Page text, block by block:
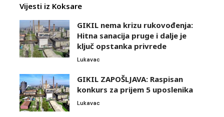
Vijesti iz Koksare
GIKIL nema krizu rukovođenja:
Hitna sanacija pruge i dalje je
ključ opstanka privrede
Lukavac
GIKIL ZAPOŠLJAVA: Raspisan
konkurs za prijem 5 uposlenika
Lukavac